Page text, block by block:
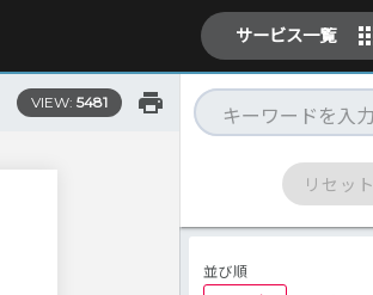
サービス一覧
VIEW: 5481
リセット
並び順